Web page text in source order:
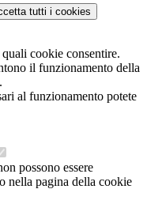
tutti i cookies
cookie consentire.
il funzionamento della
al funzionamento potete
possono essere
nella pagina della cookie